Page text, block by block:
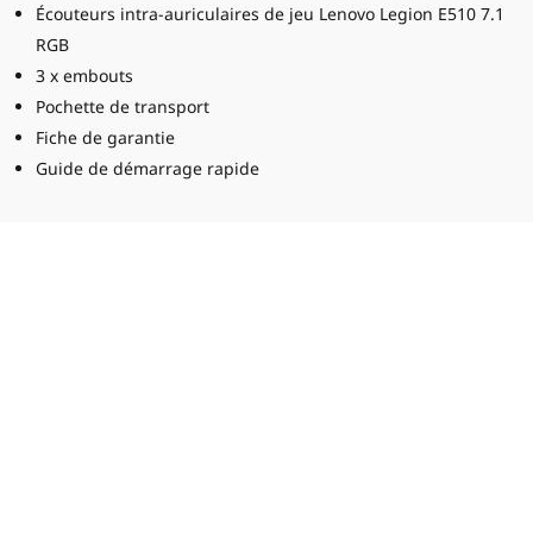
Écouteurs intra-auriculaires de jeu Lenovo Legion E510 7.1
RGB
3 x embouts
Pochette de transport
Fiche de garantie
Guide de démarrage rapide